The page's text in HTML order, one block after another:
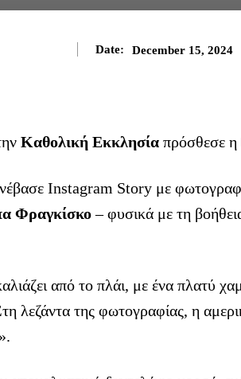
Date: December 15, 2024
Καθολική Εκκλησία πρόσθεσε η
Instagram Story με
Φραγκίσκο– φυσικά με τη
από το πλάι, με ένα πλατύ
λεζάντα της φωτογραφίας, η